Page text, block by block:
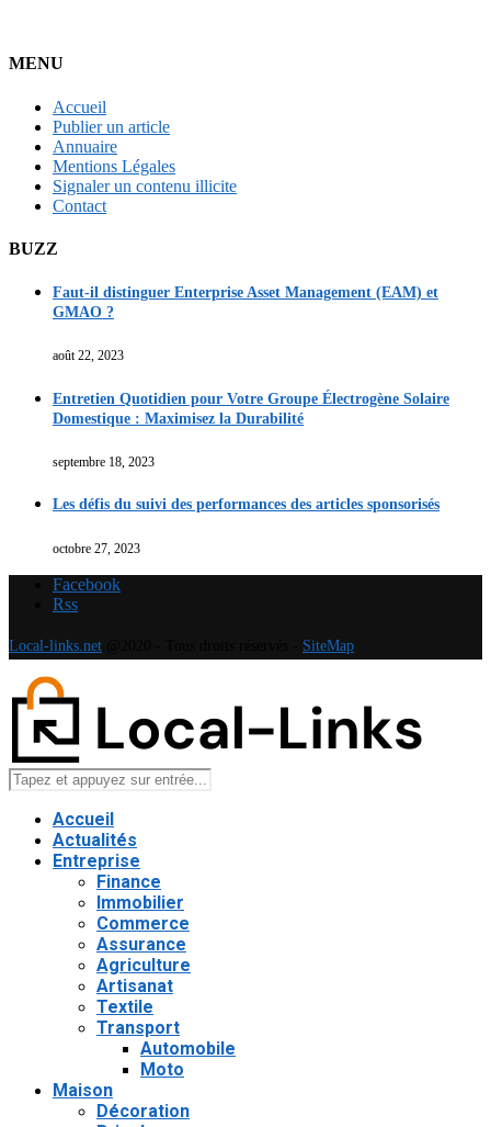
MENU
Accueil
Publier un article
Annuaire
Mentions Légales
Signaler un contenu illicite
Contact
BUZZ
Faut-il distinguer Enterprise Asset Management (EAM) et
GMAO ?
août 22, 2023
Entretien Quotidien pour Votre Groupe Électrogène Solaire
Domestique : Maximisez la Durabilité
septembre 18, 2023
Les défis du suivi des performances des articles sponsorisés
octobre 27, 2023
Facebook
Rss
Local-links.net SiteMap
Accueil
Actualités
Entreprise
Finance
Immobilier
Commerce
Assurance
Agriculture
Artisanat
Textile
Transport
Automobile
Moto
Maison
Décoration